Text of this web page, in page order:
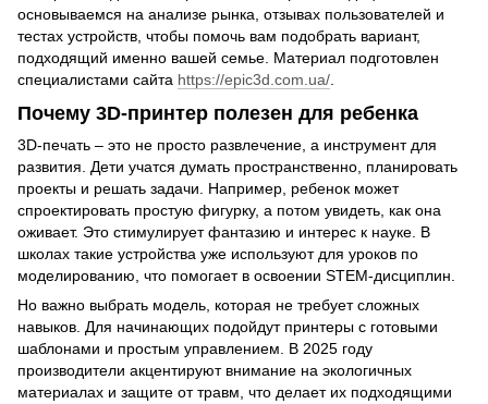
основываемся на анализе рынка, отзывах пользователей и
тестах устройств, чтобы помочь вам подобрать вариант,
подходящий именно вашей семье. Материал подготовлен
специалистами сайта https://epic3d.com.ua/
Почему 3D-принтер полезен для ребенка
3D-печать – это не просто развлечение, а инструмент для
развития. Дети учатся думать пространственно, планировать
проекты и решать задачи. Например, ребенок может
спроектировать простую фигурку, а потом увидеть, как она
оживает. Это стимулирует фантазию и интерес к науке. В
школах такие устройства уже используют для уроков по
моделированию, что помогает в освоении STEM-дисциплин.
Но важно выбрать модель, которая не требует сложных
навыков. Для начинающих подойдут принтеры с готовыми
шаблонами и простым управлением. В 2025 году
производители акцентируют внимание на экологичных
материалах и защите от травм, что делает их подходящими